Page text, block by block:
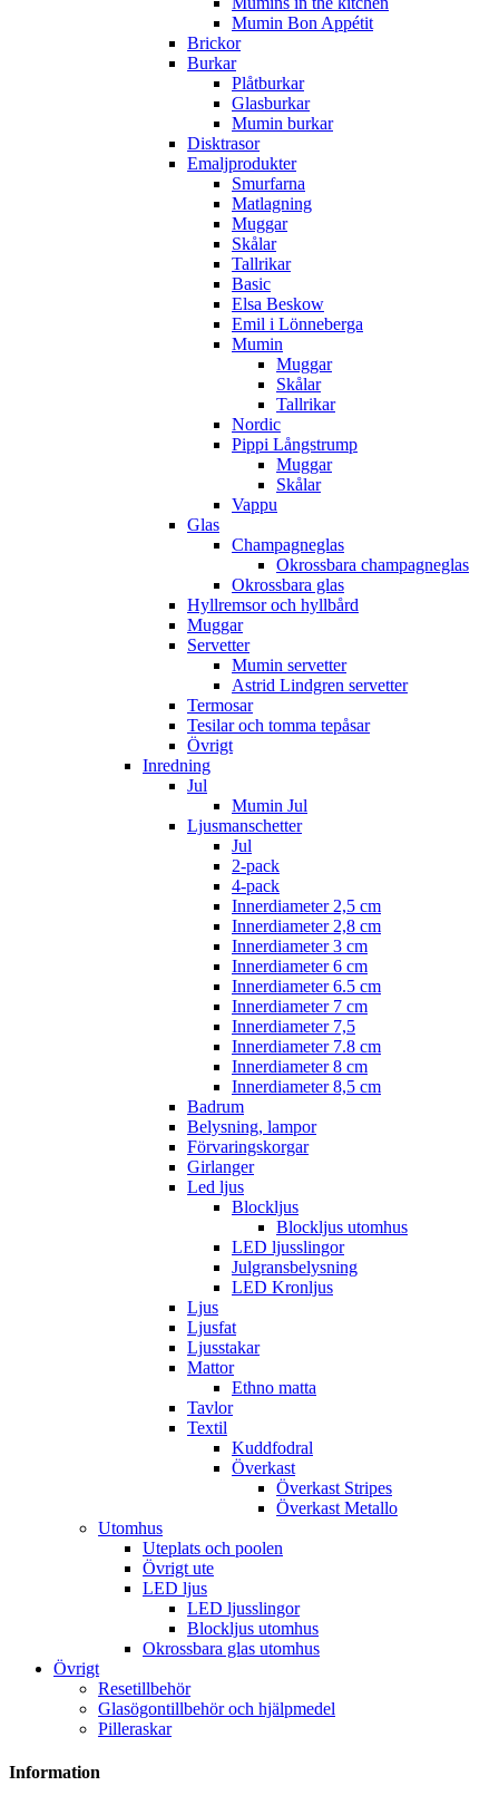
Mumin Bon Appétit
Brickor
Burkar
Plåtburkar
Glasburkar
Mumin burkar
Disktrasor
Emaljprodukter
Smurfarna
Matlagning
Muggar
Skålar
Tallrikar
Basic
Elsa Beskow
Emil i Lönneberga
Mumin
Muggar
Skålar
Tallrikar
Nordic
Pippi Långstrump
Muggar
Skålar
Vappu
Glas
Champagneglas
Okrossbara champagneglas
Okrossbara glas
Hyllremsor och hyllbård
Muggar
Servetter
Mumin servetter
Astrid Lindgren servetter
Termosar
Tesilar och tomma tepåsar
Övrigt
Inredning
Jul
Mumin Jul
Ljusmanschetter
Jul
2-pack
4-pack
Innerdiameter 2,5 cm
Innerdiameter 2,8 cm
Innerdiameter 3 cm
Innerdiameter 6 cm
Innerdiameter 6.5 cm
Innerdiameter 7 cm
Innerdiameter 7,5
Innerdiameter 7.8 cm
Innerdiameter 8 cm
Innerdiameter 8,5 cm
Badrum
Belysning, lampor
Förvaringskorgar
Girlanger
Led ljus
Blockljus
Blockljus utomhus
LED ljusslingor
Julgransbelysning
LED Kronljus
Ljus
Ljusfat
Ljusstakar
Mattor
Ethno matta
Tavlor
Textil
Kuddfodral
Överkast
Överkast Stripes
Överkast Metallo
Utomhus
Uteplats och poolen
Övrigt ute
LED ljus
LED ljusslingor
Blockljus utomhus
Okrossbara glas utomhus
Övrigt
Resetillbehör
Glasögontillbehör och hjälpmedel
Pilleraskar
Information